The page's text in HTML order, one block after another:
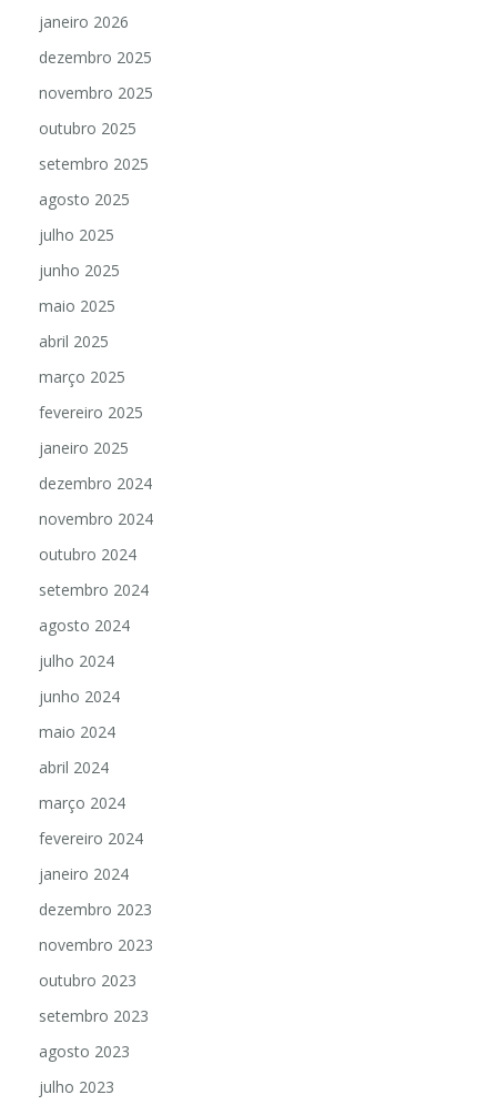
janeiro 2026
dezembro 2025
novembro 2025
outubro 2025
setembro 2025
agosto 2025
julho 2025
junho 2025
maio 2025
abril 2025
março 2025
fevereiro 2025
janeiro 2025
dezembro 2024
novembro 2024
outubro 2024
setembro 2024
agosto 2024
julho 2024
junho 2024
maio 2024
abril 2024
março 2024
fevereiro 2024
janeiro 2024
dezembro 2023
novembro 2023
outubro 2023
setembro 2023
agosto 2023
julho 2023